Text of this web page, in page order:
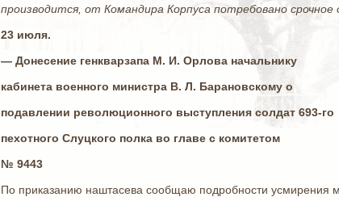
производится, от Командира Корпуса потребовано
23 июля.
— Донесение генкварзапа М. И. Орлова начальнику
кабинета военного министра В. Л. Барановскому о
подавлении революционного выступления солдат 693-го
пехотного Слуцкого полка во главе с комитетом
№ 9443
По приказанию наштасева сообщаю подробности усмирения